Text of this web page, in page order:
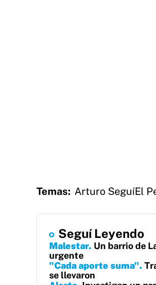
Temas: Arturo SeguíEl
Seguí Leyendo
Malestar Un barrio de
urgente
"Cada aporte suma"
se llevaron